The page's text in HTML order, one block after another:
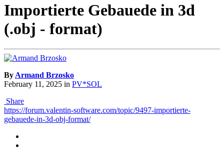
Importierte Gebauede in 3d
(.obj - format)
ByArmand Brzosko
February 11, 2025 in PV*SOL
Share
https://forum.valentin-software.com/topic/9497-importierte-
gebauede-in-3d-obj-format/